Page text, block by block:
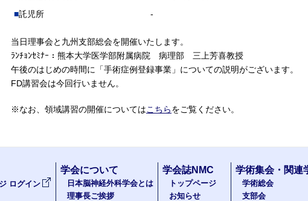
託児所
-
当日理事会と九州支部総会を開催いたします。
ﾗﾝﾁｮﾝｾﾐﾅｰ：熊本大学医学部附属病院 病理部 三上芳喜教授
午後のはじめの時間に「手術症例登録事業」についての説明がございます。
FD講習会は今回行いません。
※なお、領域講習の開催についてはこちらをご覧ください。
ログイン
学会について
日本脳神経外科学会とは
理事長ご挨拶
学会誌NMC
トップページ
お知らせ
学術集会・関連
学術総会
支部会